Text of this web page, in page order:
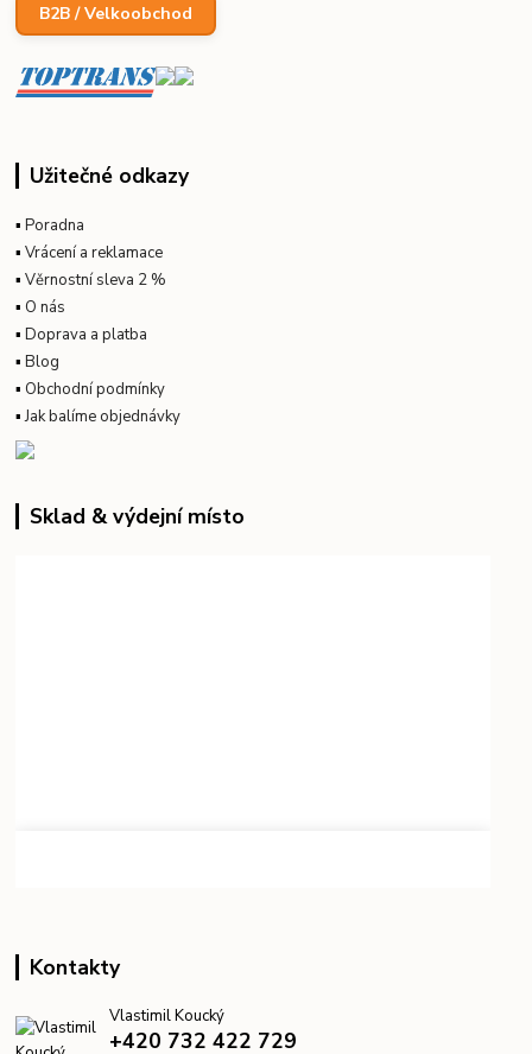
B2B / Velkoobchod
Užitečné odkazy
▪Poradna
▪Vrácení a reklamace
▪Věrnostní sleva 2 %
▪ O nás
▪Doprava a platba
▪Blog
▪ Obchodní podmínky
▪Jak balíme objednávky
Sklad & výdejní místo
Kontakty
Vlastimil Koucký
+420 732 422 729